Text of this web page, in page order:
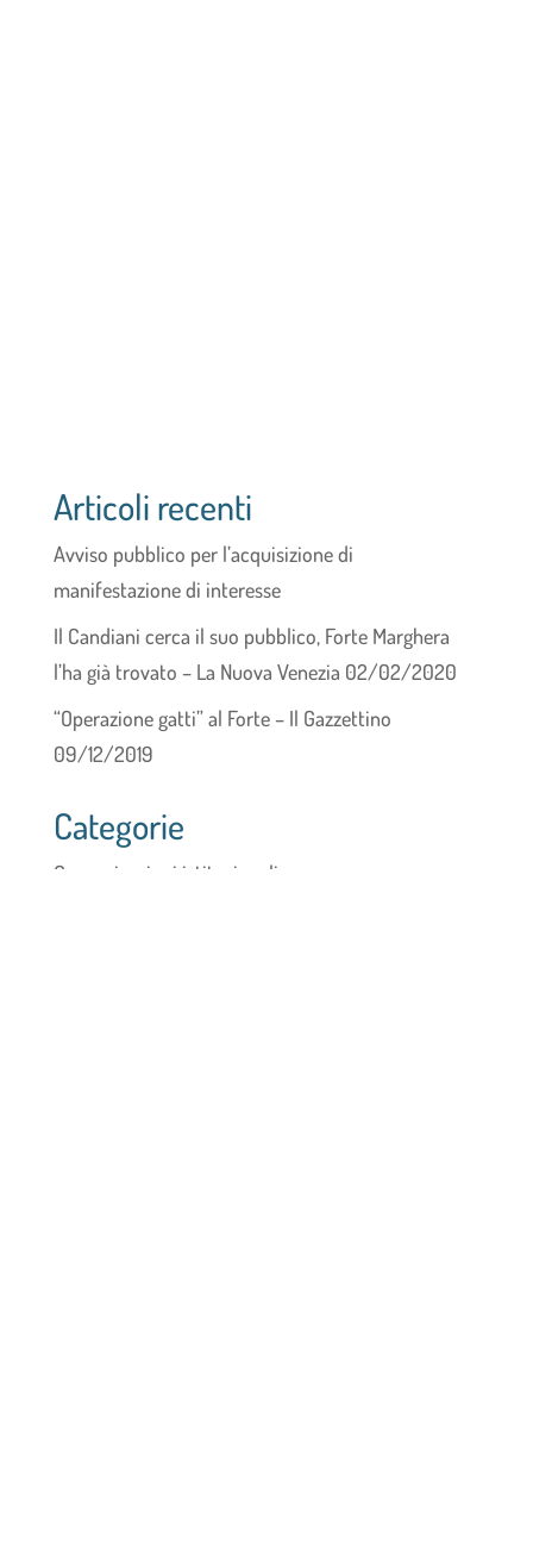
Articoli recenti
Avviso pubblico per l’acquisizione di
manifestazione di interesse
Il Candiani cerca il suo pubblico, Forte Marghera
l’ha già trovato – La Nuova Venezia 02/02/2020
“Operazione gatti” al Forte – Il Gazzettino
09/12/2019
Categorie
Comunicazioni istituzionali